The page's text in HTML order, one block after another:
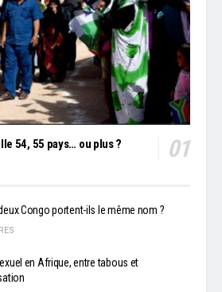
54, 55 pays… ou plus ?
Congo portent-ils le même nom ?
en Afrique, entre tabous et